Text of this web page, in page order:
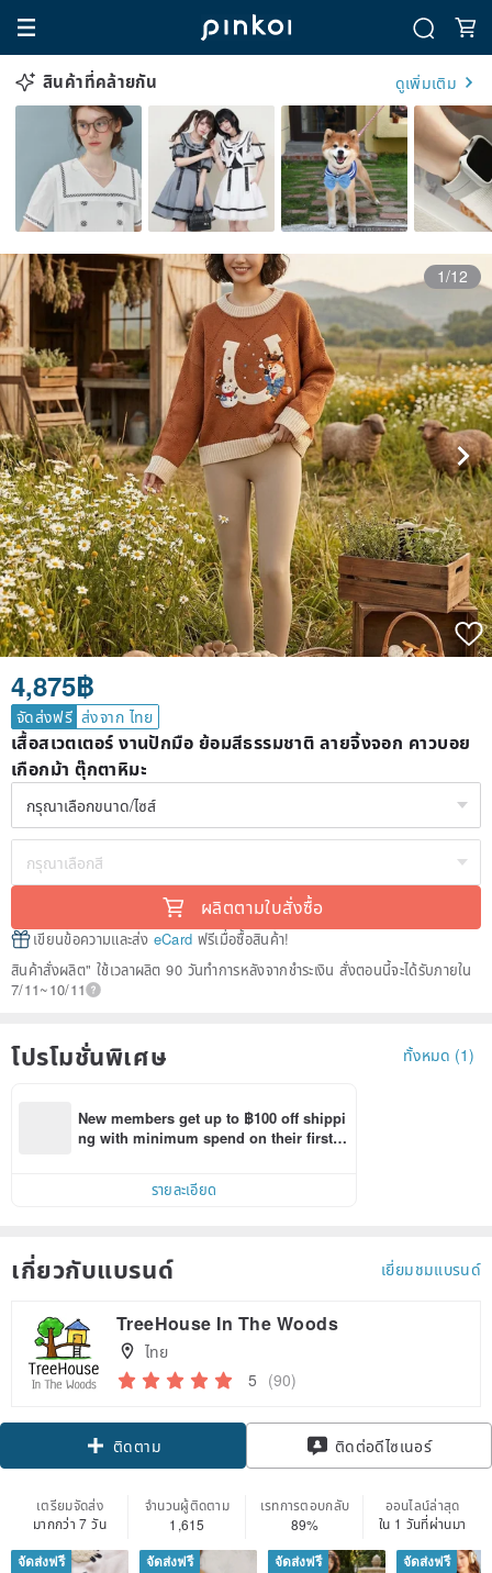
สินค้าที่คล้ายกัน ดูเพิ่มเติม
1/12
4,875฿
จัดส่งฟรี ส่งจาก ไทย
เสื้อสเวตเตอร์ งานปักมือ ย้อมสีธรรมชาติ ลายจิ้งจอก คาวบอย
เกือกม้า ตุ๊กตาหิมะ
ผลิตตามใบสั่งซื้อ
เขียนข้อความและส่ง eCard ฟรีเมื่อซื้อสินค้า!
สินค้าสั่งผลิต" ใช้เวลาผลิต 90 วันทำการหลังจากชำระเงิน สั่งตอนนี้จะได้รับภายใน
7/11~10/11
โปรโมชั่นพิเศษ ทั้งหมด (1)
New members get up to ฿100 off shippi
ng with minimum spend on their first P
รายละเอียด
เกี่ยวกับแบรนด์ เยี่ยมชมแบรนด์
TreeHouse In The Woods
ไทย
5 (90)
ติดตาม ติดต่อดีไซเนอร์
เตรียมจัดส่ง
มากกว่า 7 วัน
จำนวนผู้ติดตาม
1,615
เรทการตอบกลับ
89%
ออนไลน์ล่าสุด
ใน 1 วันที่ผ่านมา
จัดส่งฟรี จัดส่งฟรี จัดส่งฟรี จัดส่งฟรี